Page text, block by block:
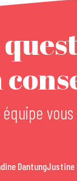
DantungJustine